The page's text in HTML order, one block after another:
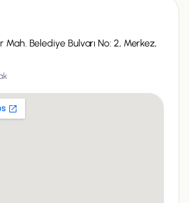
Mah. Belediye Bulvarı No: 2, Merkez,